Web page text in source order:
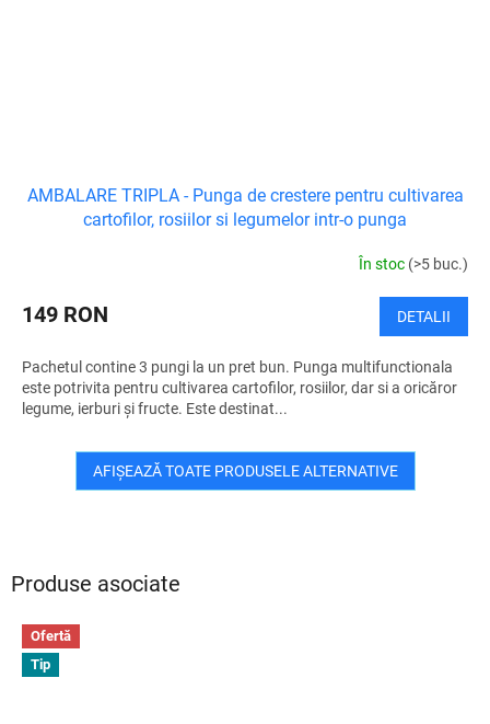
Produse asociate
Ofertă
Tip
AMBALARE TRIPLA - Punga de crestere pentru cultivarea
cartofilor, rosiilor si legumelor intr-o punga
În stoc (>5 buc.)
149 RON DETALII
Pachetul contine 3 pungi la un pret bun. Punga multifunctionala
este potrivita pentru cultivarea cartofilor, rosiilor, dar si a oricăror
legume, ierburi și fructe. Este destinat...
AFIŞEAZĂ TOATE PRODUSELE ALTERNATIVE